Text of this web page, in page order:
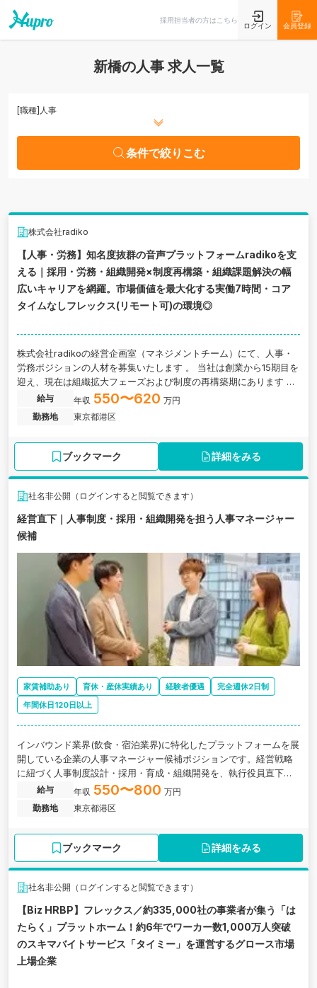
採用担当者の方はこちら
ログイン 会員登録
新橋の人事 求人一覧
[職種] 人事
条件で絞りこむ
株式会社radiko
【人事・労務】知名度抜群の音声プラットフォームradikoを支
える｜採用・労務・組織開発×制度再構築・組織課題解決の幅
広いキャリアを網羅。市場価値を最大化する実働7時間・コア
タイムなしフレックス(リモート可)の環境◎
株式会社radikoの経営企画室（マネジメントチーム）にて、人事・
労務ポジションの人材を募集いたします 。 当社は創業から15期目を
迎え、現在は組織拡大フェーズおよび制度の再構築期にあります 。
そのため、決められた定型業務を遂行するだけでなく、採用・労
務・組織開発といった人事領域全般を幅広く担当しながら、組織課
題の解決に直接携わることができる非常にやりがいの大きいポジシ
給与 年収 550〜620 万円
勤務地
東京都港区
ブックマーク 詳細をみる
社名非公開（ログインすると閲覧できます）
経営直下｜人事制度・採用・組織開発を担う人事マネージャー
候補
家賃補助あり 育休・産休実績あり 経験者優遇
完全週休2日制
年間休日120日以上
インバウンド業界(飲食・宿泊業界)に特化したプラットフォームを展
開している企業の人事マネージャー候補ポジションです。経営戦略
に紐づく人事制度設計・採用・育成・組織開発を、執行役員直下で
統括していただきます。
給与 年収 550〜800 万円
勤務地
東京都港区
ブックマーク 詳細をみる
社名非公開（ログインすると閲覧できます）
【Biz HRBP】フレックス／約335,000社の事業者が集う「は
たらく」プラットホーム！約6年でワーカー数1,000万人突破
のスキマバイトサービス「タイミー」を運営するグロース市場
上場企業